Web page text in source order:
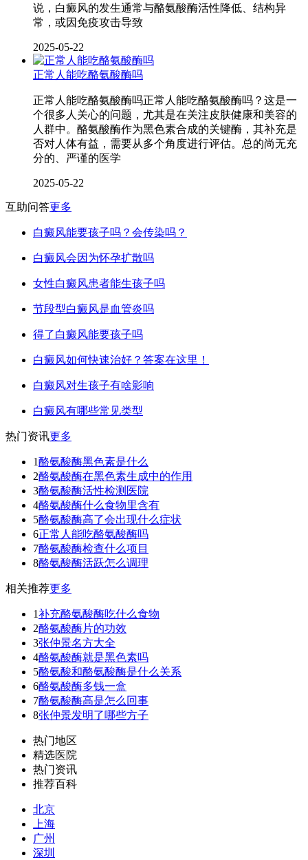
说，白癜风的发生通常与酪氨酸酶活性降低、结构异
常，或因免疫攻击导致
2025-05-22
正常人能吃酪氨酸酶吗
正常人能吃酪氨酸酶吗正常人能吃酪氨酸酶吗？这是一
个很多人关心的问题，尤其是在关注皮肤健康和美容的
人群中。酪氨酸酶作为黑色素合成的关键酶，其补充是
否对人体有益，需要从多个角度进行评估。总的尚无充
分的、严谨的医学
2025-05-22
互助问答更多
白癜风能要孩子吗？会传染吗？
白癜风会因为怀孕扩散吗
女性白癜风患者能生孩子吗
节段型白癜风是血管炎吗
得了白癜风能要孩子吗
白癜风如何快速治好？答案在这里！
白癜风对生孩子有啥影响
白癜风有哪些常见类型
热门资讯更多
1酪氨酸酶黑色素是什么
2酪氨酸酶在黑色素生成中的作用
3酪氨酸酶活性检测医院
4酪氨酸酶什么食物里含有
5酪氨酸酶高了会出现什么症状
6正常人能吃酪氨酸酶吗
7酪氨酸酶检查什么项目
8酪氨酸酶活跃怎么调理
相关推荐更多
1补充酪氨酸酶吃什么食物
2酪氨酸酶片的功效
3张仲景名方大全
4酪氨酸酶就是黑色素吗
5酪氨酸和酪氨酸酶是什么关系
6酪氨酸酶多钱一盒
7酪氨酸酶高是怎么回事
8张仲景发明了哪些方子
热门地区
精选医院
热门资讯
推荐百科
北京
上海
广州
深圳